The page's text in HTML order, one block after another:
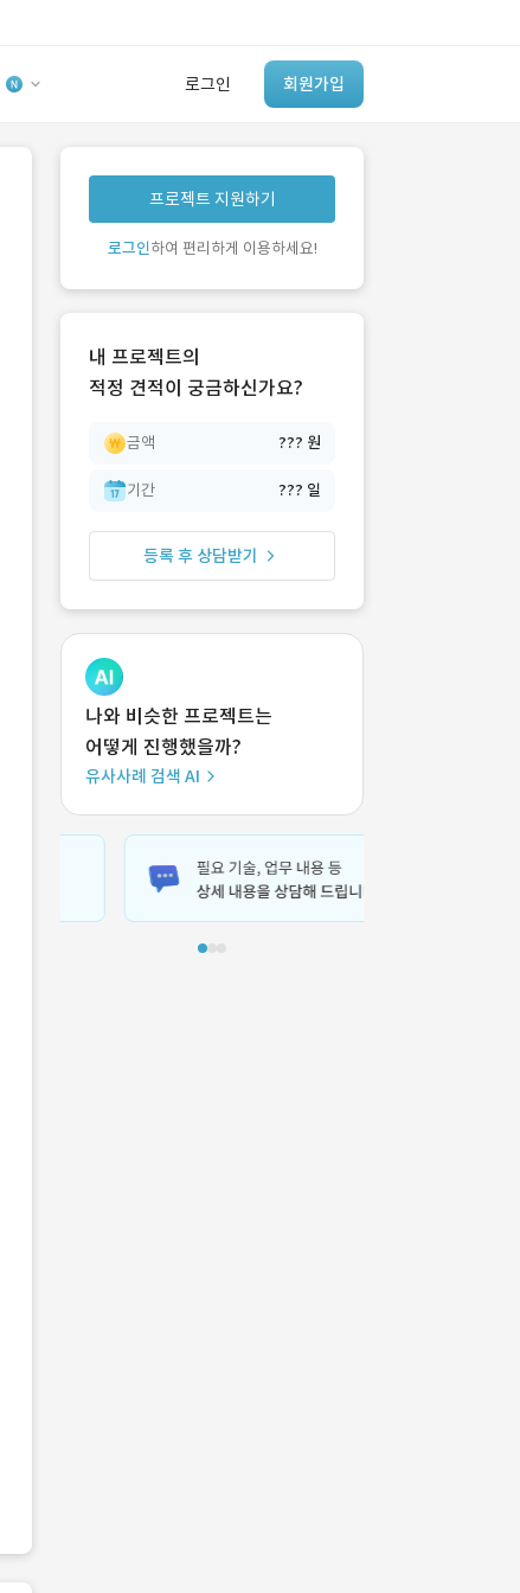
로그인 회원가입
유사사례 검색 AI
‘이런 거’ 만들어본
개발 회사 있어?
프로젝트 지원하기
로그인하여 편리하게 이용하세요!
내 프로젝트의
적정 견적이 궁금하신가요?
금액 ??? 원
기간 ??? 일
등록 후 상담받기
나와 비슷한 프로젝트는
어떻게 진행했을까?
유사사례 검색 AI